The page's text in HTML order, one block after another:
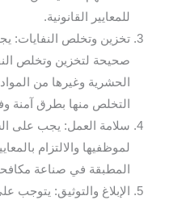
للمعايير القانونية.
تخزين وتخلص النفايات:
صحيحة لتخزين وتخلص
الحشرية وغيرها من
التخلص منها بطرق آمنة
سلامة العمل: يجب على
لموظفيها والالتزام
المطبقة في صناعة
الإبلاغ والتوثيق: يتوجب